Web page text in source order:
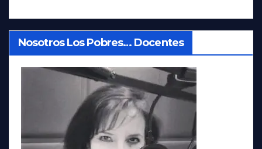
Nosotros Los Pobres… Docentes